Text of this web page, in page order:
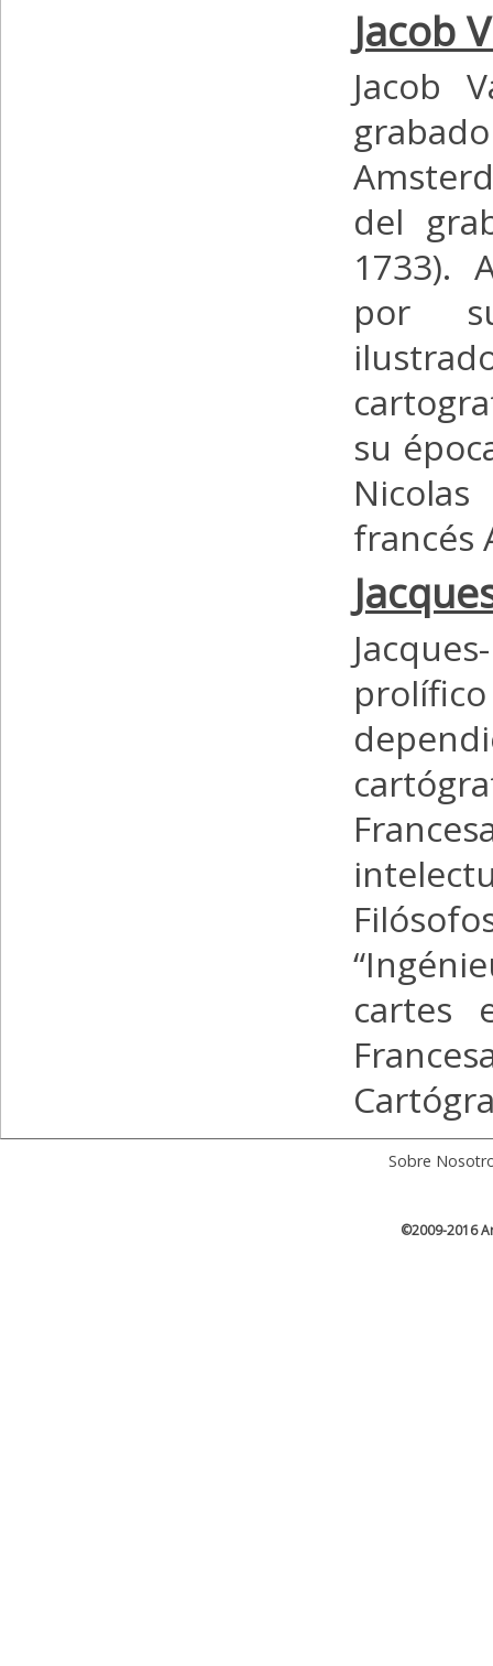
Jacob
Jacob
del
1733).
por
su
francés
cartes
Sobre
©2009-2016